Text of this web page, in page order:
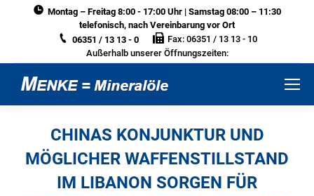
Montag – Freitag 8:00 - 17:00 Uhr | Samstag 08:00 – 11:30
telefonisch, nach Vereinbarung vor Ort
06351 / 13 13 - 0
Fax: 06351 / 13 13 - 10
Außerhalb unserer Öffnungszeiten:
CHINAS KONJUNKTUR UND
MÖGLICHER WAFFENSTILLSTAND
IM LIBANON SORGEN FÜR